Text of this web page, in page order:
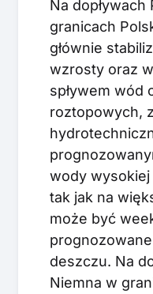
Na dopływach
granicach
głównie
wzrosty oraz
spływem wód
roztopowych,
wody
tak jak na
może być
deszczu. Na
Niemna w